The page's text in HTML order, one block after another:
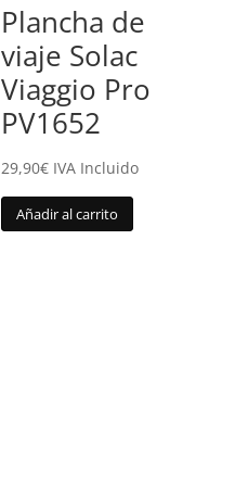
Plancha de
viaje Solac
Viaggio Pro
PV1652
29,90€ IVA Incluido
Añadir al carrito